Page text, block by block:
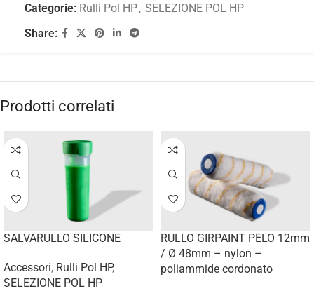
Categorie: Rulli Pol HP, SELEZIONE POL HP
Share:
Prodotti correlati
SALVARULLO SILICONE
Accessori, Rulli Pol HP,
SELEZIONE POL HP
RULLO GIRPAINT PELO 12mm
/ Ø 48mm – nylon –
poliammide cordonato